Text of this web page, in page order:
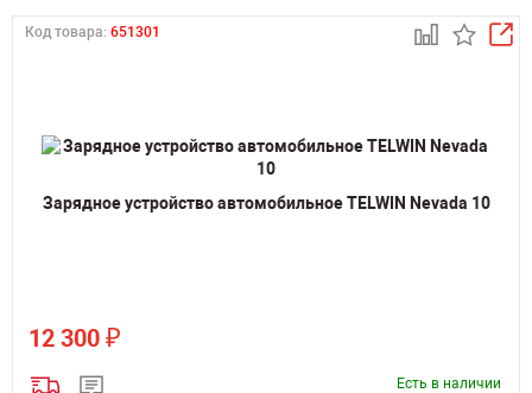
Код товара: 651301
Зарядное устройство автомобильное TELWIN Nevada 10
12 300 ₽
Есть в наличии